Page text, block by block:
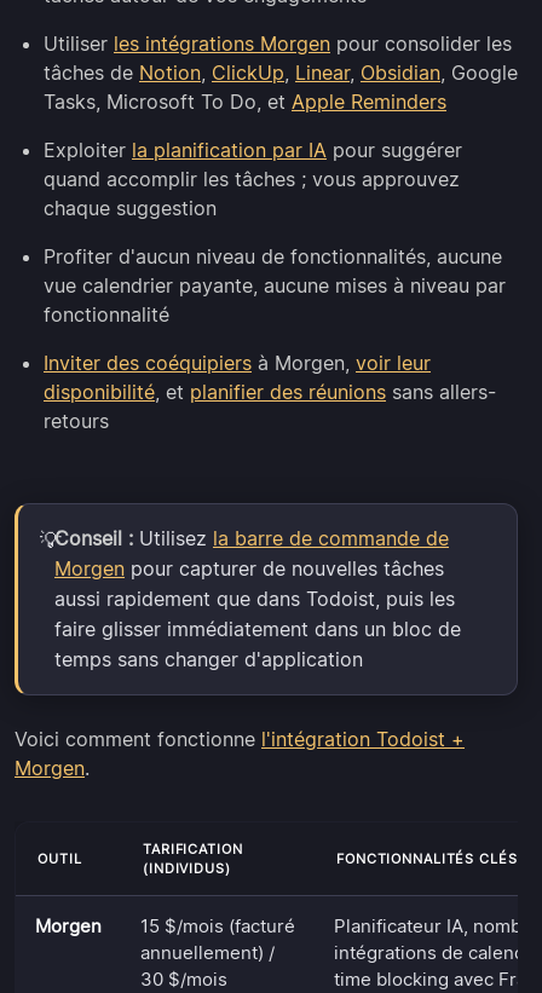
Utiliser les intégrations Morgen pour consolider les
tâches de Notion, ClickUp, Linear, Obsidian, Google
Tasks, Microsoft To Do, et Apple Reminders
Exploiter la planification par IA pour suggérer
quand accomplir les tâches ; vous approuvez
chaque suggestion
Profiter d'aucun niveau de fonctionnalités, aucune
vue calendrier payante, aucune mises à niveau par
fonctionnalité
Inviter des coéquipiers à Morgen, voir leur
disponibilité, et planifier des réunions sans allers-
retours
💡Conseil : Utilisez la barre de commande de
Morgen pour capturer de nouvelles tâches
aussi rapidement que dans Todoist, puis les
faire glisser immédiatement dans un bloc de
temps sans changer d'application
Voici comment fonctionne l'intégration Todoist +
Morgen.
OUTIL
TARIFICATION
(INDIVIDUS)
FONCTIONNALITÉS CLÉS
Morgen
15 $/mois (facturé
annuellement) /
30 $/mois
Planificateur IA,
intégrations de
time blocking avec